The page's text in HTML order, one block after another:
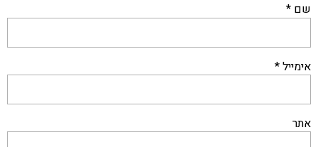
שם *
אימייל*
אתר